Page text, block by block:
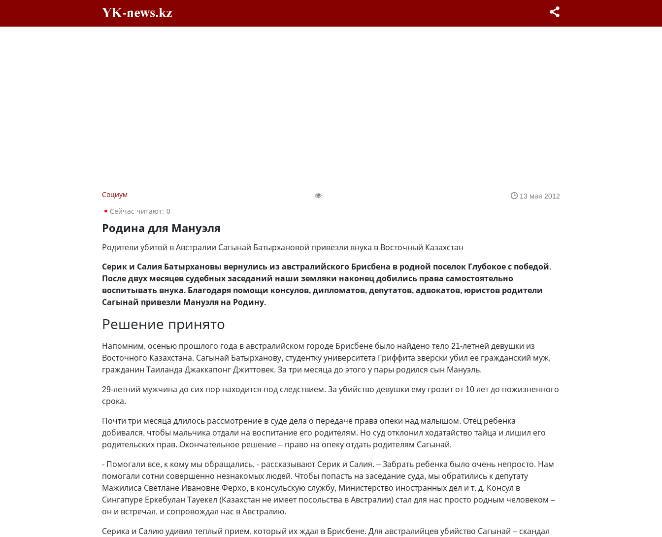
Социум
13 мая 2012
Сейчас читают: 0
Родина для Мануэля
Родители убитой в Австралии Сагынай Батырхановой привезли внука в Восточный Казахстан
Серик и Салия Батырхановы вернулись из австралийского Брисбена в родной поселок Глубокое с победой.
После двух месяцев судебных заседаний наши земляки наконец добились права самостоятельно
воспитывать внука. Благодаря помощи консулов, дипломатов, депутатов, адвокатов, юристов родители
Сагынай привезли Мануэля на Родину.
Решение принято
Напомним, осенью прошлого года в австралийском городе Брисбене было найдено тело 21-летней девушки из
Восточного Казахстана. Сагынай Батырханову, студентку университета Гриффита зверски убил ее гражданский муж,
гражданин Таиланда Джаккапонг Джиттовек. За три месяца до этого у пары родился сын Мануэль.
29-летний мужчина до сих пор находится под следствием. За убийство девушки ему грозит от 10 лет до пожизненного
срока.
Почти три месяца длилось рассмотрение в суде дела о передаче права опеки над малышом. Отец ребенка
добивался, чтобы мальчика отдали на воспитание его родителям. Но суд отклонил ходатайство тайца и лишил его
родительских прав. Окончательное решение – право на опеку отдать родителям Сагынай.
- Помогали все, к кому мы обращались, - рассказывают Серик и Салия. – Забрать ребенка было очень непросто. Нам
помогали сотни совершенно незнакомых людей. Чтобы попасть на заседание суда, мы обратились к депутату
Мажилиса Светлане Ивановне Ферхо, в консульскую службу, Министерство иностранных дел и т. д. Консул в
Сингапуре Еркебулан Тауекел (Казахстан не имеет посольства в Австралии) стал для нас просто родным человеком –
он и встречал, и сопровождал нас в Австралию.
Серика и Салию удивил теплый прием, который их ждал в Брисбене. Для австралийцев убийство Сагынай – скандал